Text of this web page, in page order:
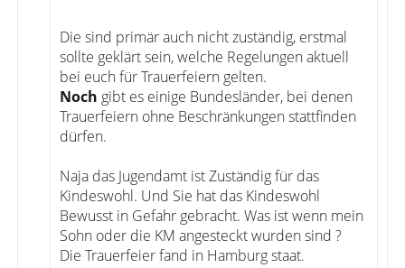
Die sind primär auch nicht zuständig, erstmal
sollte geklärt sein, welche Regelungen aktuell
bei euch für Trauerfeiern gelten.
Noch gibt es einige Bundesländer, bei denen
Trauerfeiern ohne Beschränkungen stattfinden
dürfen.
Naja das Jugendamt ist Zuständig für das
Kindeswohl. Und Sie hat das Kindeswohl
Bewusst in Gefahr gebracht. Was ist wenn mein
Sohn oder die KM angesteckt wurden sind ?
Die Trauerfeier fand in Hamburg staat.